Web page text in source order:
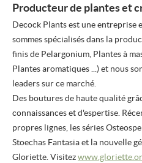
Producteur de plantes et
Decock Plants est une entreprise
sommes spécialisés dans la
finis de Pelargonium, Plantes à
Plantes aromatiques ...) et nous
leaders sur ce marché.
Des boutures de haute qualité
connaissances et d'espertise.
propres lignes, les séries
Stoechas Fantasia et la nouvelle
Gloriette. Visitez